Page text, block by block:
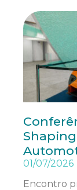
01/07/2026
Encontro